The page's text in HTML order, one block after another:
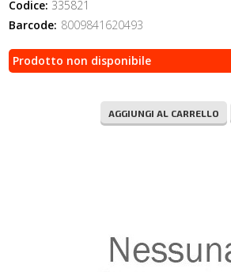
Codice: 335821
Barcode: 8009841620493
Prodotto non disponibile
AGGIUNGI AL CARRELLO